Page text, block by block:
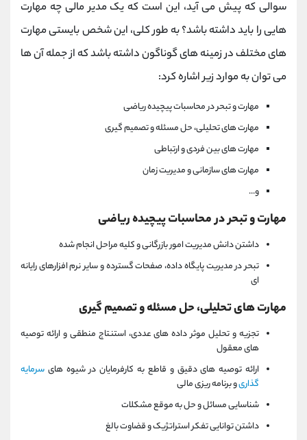
سوالی که پیش می آید، این است که یک مدیر مالی چه مهارت
هایی را باید داشته باشد؟ به طور کلی، این شخص بایستی مهارت
های مختلف در زمینه های گوناگون داشته باشد که از جمله آن ها
می توان به موارد زیر اشاره کرد:
مهارت و تبحر در محاسبات پیچیده ریاضی
مهارت های تحلیلی، حل مسئله و تصمیم گیری
مهارت های بین فردی و ارتباطی
مهارت های سازمانی و مدیریت زمان
و...
مهارت و تبحر در محاسبات پیچیده ریاضی
داشتن دانش مدیریت امور بازرگانی و کلیه مراحل انجام شده
تبحر در مدیریت پایگاه داده، صفحات گسترده و سایر نرم افزارهای رایانه
ای
مهارت های تحلیلی، حل مسئله و تصمیم گیری
تجزیه و تحلیل موثر داده های عددی، استنتاج منطقی و ارائه توصیه
های معقول
ارائه توصیه های دقیق و قاطع به کارفرمایان در شیوه های سرمایه
گذاریو برنامه ریزی مالی
شناسایی مسائل و حل به موقع مشکلات
داشتن توانایی تفکر استراتژیک و قضاوت بالغ